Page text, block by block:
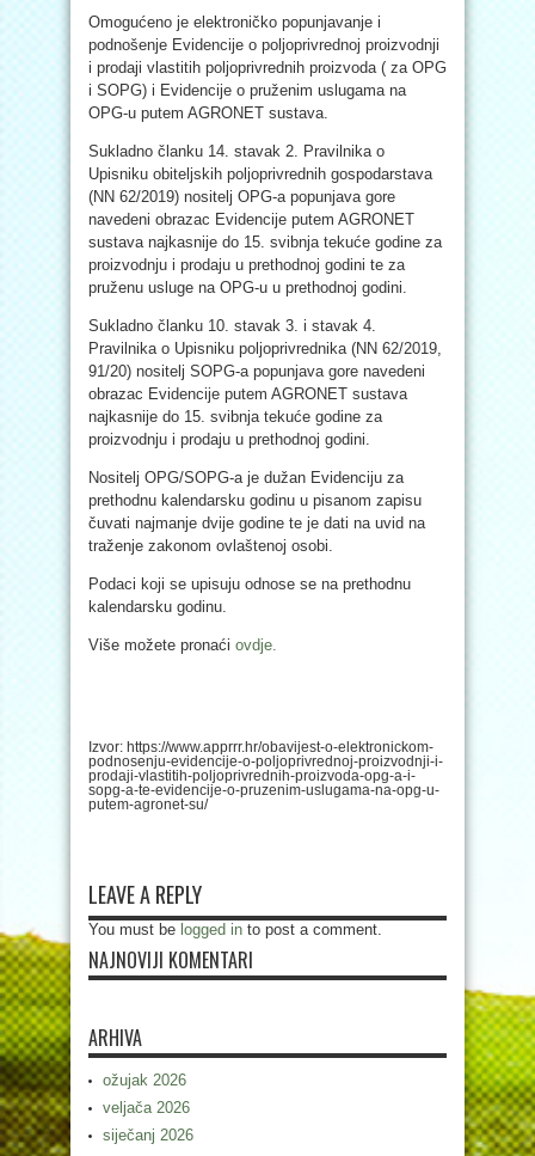
Omogućeno je elektroničko popunjavanje i
podnošenje Evidencije o poljoprivrednoj proizvodnji
i prodaji vlastitih poljoprivrednih proizvoda ( za OPG
i SOPG) i Evidencije o pruženim uslugama na
OPG-u putem AGRONET sustava.
Sukladno članku 14. stavak 2. Pravilnika o
Upisniku obiteljskih poljoprivrednih gospodarstava
(NN 62/2019) nositelj OPG-a popunjava gore
navedeni obrazac Evidencije putem AGRONET
sustava najkasnije do 15. svibnja tekuće godine za
proizvodnju i prodaju u prethodnoj godini te za
pruženu usluge na OPG-u u prethodnoj godini.
Sukladno članku 10. stavak 3. i stavak 4.
Pravilnika o Upisniku poljoprivrednika (NN 62/2019,
91/20) nositelj SOPG-a popunjava gore navedeni
obrazac Evidencije putem AGRONET sustava
najkasnije do 15. svibnja tekuće godine za
proizvodnju i prodaju u prethodnoj godini.
Nositelj OPG/SOPG-a je dužan Evidenciju za
prethodnu kalendarsku godinu u pisanom zapisu
čuvati najmanje dvije godine te je dati na uvid na
traženje zakonom ovlaštenoj osobi.
Podaci koji se upisuju odnose se na prethodnu
kalendarsku godinu.
Više možete pronaći ovdje.
Izvor: https://www.apprrr.hr/obavijest-o-elektronickom-
podnosenju-evidencije-o-poljoprivrednoj-proizvodnji-i-
prodaji-vlastitih-poljoprivrednih-proizvoda-opg-a-i-
sopg-a-te-evidencije-o-pruzenim-uslugama-na-opg-u-
putem-agronet-su/
LEAVE A REPLY
You must be logged in to post a comment.
NAJNOVIJI KOMENTARI
ARHIVA
ožujak 2026
veljača 2026
siječanj 2026